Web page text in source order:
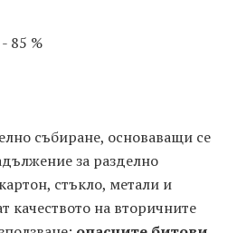
85 %
събиране, основаващи се
за разделно
стъкло, метали и
качеството на вторичните